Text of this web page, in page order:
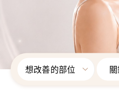
想改善的部位